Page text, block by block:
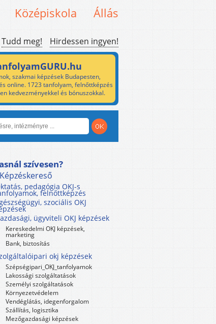
Középiskola Állás
Tudd meg! Hirdessen ingyen!
szakmai képzések Budapesten,
online. 1723 tanfolyam, felnőttképzés
kedvezményekkel és bónuszokkal.
szívesen?
Képzéskereső
pedagógia OKJ-s
felnőttképzés
szociális OKJ
ügyviteli OKJ képzések
Kereskedelmi OKJ képzések,
marketing
Bank, biztosítás
okj képzések
Szépségipari_OKJ_tanfolyamok
Lakossági szolgáltatások
Személyi szolgáltatások
Környezetvédelem
Vendéglátás, idegenforgalom
Szállítás, logisztika
Mezőgazdasági képzések